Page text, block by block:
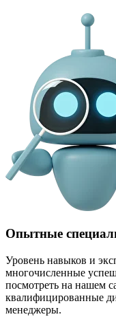
Опытные
Уровень навыков и
многочисленные
посмотреть на нашем
квалифицированные
менеджеры.